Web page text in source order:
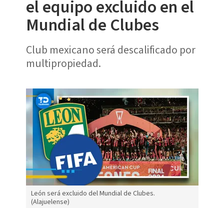
el equipo excluido en el
Mundial de Clubes
Club mexicano será descalificado por
multipropiedad.
León será excluido del Mundial de Clubes.
(Alajuelense)